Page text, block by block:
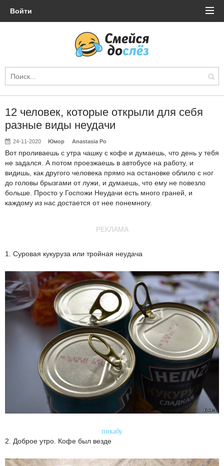
Войти
12 человек, которые открыли для себя
разные виды неудачи
24-11-2020 Юмор Anastasia Po
Вот проливаешь с утра чашку с кофе и думаешь, что день у тебя
не задался. А потом проезжаешь в автобусе на работу, и
видишь, как другого человека прямо на остановке облило с ног
до головы брызгами от лужи, и думаешь, что ему не повезло
больше. Просто у Госпожи Неудачи есть много граней, и
каждому из нас достается от нее понемногу.
РЕКЛАМА
1. Суровая кукуруза или тройная неудача
пикабу
2. Доброе утро. Кофе был везде